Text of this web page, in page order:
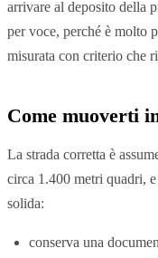
arrivare al deposito della
per voce, perché è molto
misurata con criterio che
Come muoverti
La strada corretta è
circa 1.400 metri quadri,
solida:
conserva una